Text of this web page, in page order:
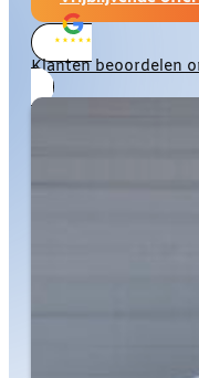
Klanten beoordelen